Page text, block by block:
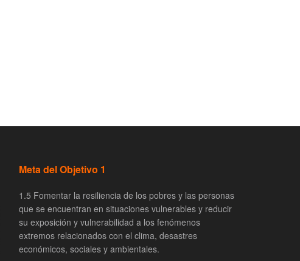
Meta del Objetivo 1
1.5 Fomentar la resiliencia de los pobres y las personas
que se encuentran en situaciones vulnerables y reducir
su exposición y vulnerabilidad a los fenómenos
extremos relacionados con el clima, desastres
económicos, sociales y ambientales.